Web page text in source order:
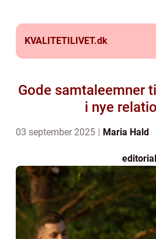
KVALITETILIVET.dk
Gode samtaleemner
i nye
03 september 2025 Maria Hald
editorial